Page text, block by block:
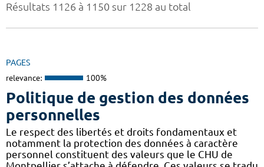
Résultats 1126 à 1150 sur 1228 au total
PAGES
relevance: 100%
Politique de gestion des données
personnelles
Le respect des libertés et droits fondamentaux et
notamment la protection des données à caractère
personnel constituent des valeurs que le CHU de